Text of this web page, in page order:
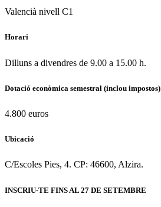
Valencià nivell C1
Horari
Dilluns a divendres de 9.00 a 15.00 h.
Dotació econòmica semestral (inclou impostos)
4.800 euros
Ubicació
C/Escoles Pies, 4. CP: 46600, Alzira.
INSCRIU-TE FINS AL 27 DE SETEMBRE